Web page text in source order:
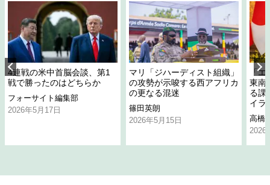
4連戦の米中首脳会談、第1
戦で勝ったのはどちらか
フォーサイト編集部
2026年5月17日
マリ「ジハーディスト組織」
の攻勢が示唆する西アフリカ
の更なる混迷
篠田英朗
2026年5月15日
「
東南
る課
イラ
高橋
2026